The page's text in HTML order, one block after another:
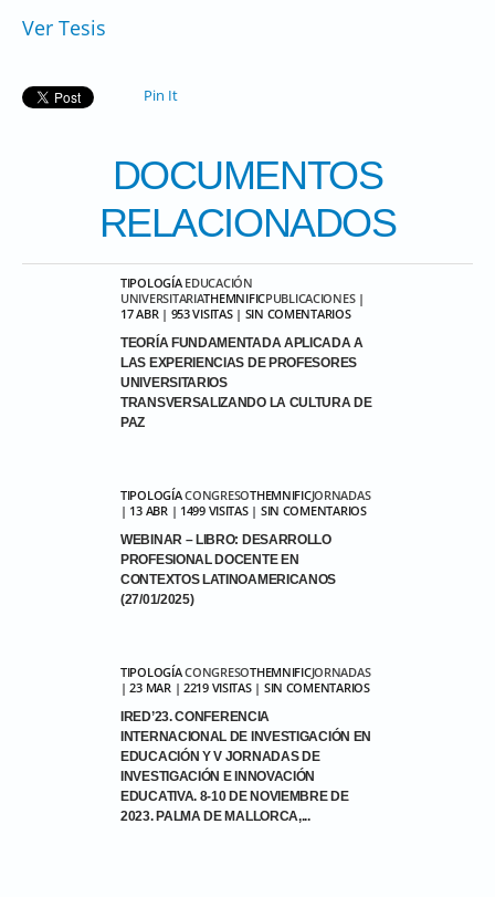
Ver Tesis
Pin It
DOCUMENTOS
RELACIONADOS
TIPOLOGÍA EDUCACIÓN
UNIVERSITARIATHEMNIFICPUBLICACIONES|
17 ABR | 953 VISITAS | SIN COMENTARIOS
TEORÍA FUNDAMENTADA APLICADA A
LAS EXPERIENCIAS DE PROFESORES
UNIVERSITARIOS
TRANSVERSALIZANDO LA CULTURA DE
PAZ
TIPOLOGÍACONGRESOTHEMNIFICJORNADAS
| 13 ABR | 1499 VISITAS | SIN COMENTARIOS
WEBINAR – LIBRO: DESARROLLO
PROFESIONAL DOCENTE EN
CONTEXTOS LATINOAMERICANOS
(27/01/2025)
TIPOLOGÍACONGRESOTHEMNIFICJORNADAS
| 23 MAR | 2219 VISITAS | SIN COMENTARIOS
IRED’23. CONFERENCIA
INTERNACIONAL DE INVESTIGACIÓN EN
EDUCACIÓN Y V JORNADAS DE
INVESTIGACIÓN E INNOVACIÓN
EDUCATIVA. 8-10 DE NOVIEMBRE DE
2023. PALMA DE MALLORCA,...